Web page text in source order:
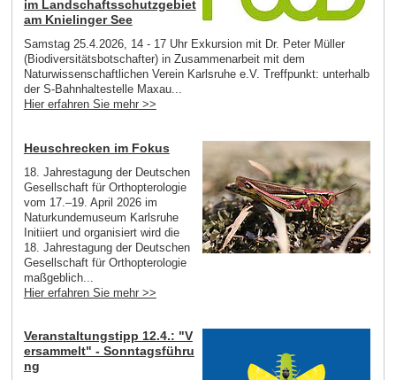
im Landschaftsschutzgebiet
am Knielinger See
Samstag 25.4.2026, 14 - 17 Uhr Exkursion mit Dr. Peter Müller
(Biodiversitätsbotschafter) in Zusammenarbeit mit dem
Naturwissenschaftlichen Verein Karlsruhe e.V. Treffpunkt: unterhalb
der S-Bahnhaltestelle Maxau...
Hier erfahren Sie mehr >>
Heuschrecken im Fokus
18. Jahrestagung der Deutschen
Gesellschaft für Orthopterologie
vom 17.–19. April 2026 im
Naturkundemuseum Karlsruhe
Initiiert und organisiert wird die
18. Jahrestagung der Deutschen
Gesellschaft für Orthopterologie
maßgeblich...
Hier erfahren Sie mehr >>
Veranstaltungstipp 12.4.: "V
ersammelt" - Sonntagsführu
ng